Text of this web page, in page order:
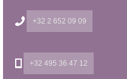
+32 2 652 09 09
+32 495 36 47 12